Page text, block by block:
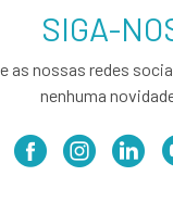
SIGA-
as nossas redes
nenhuma